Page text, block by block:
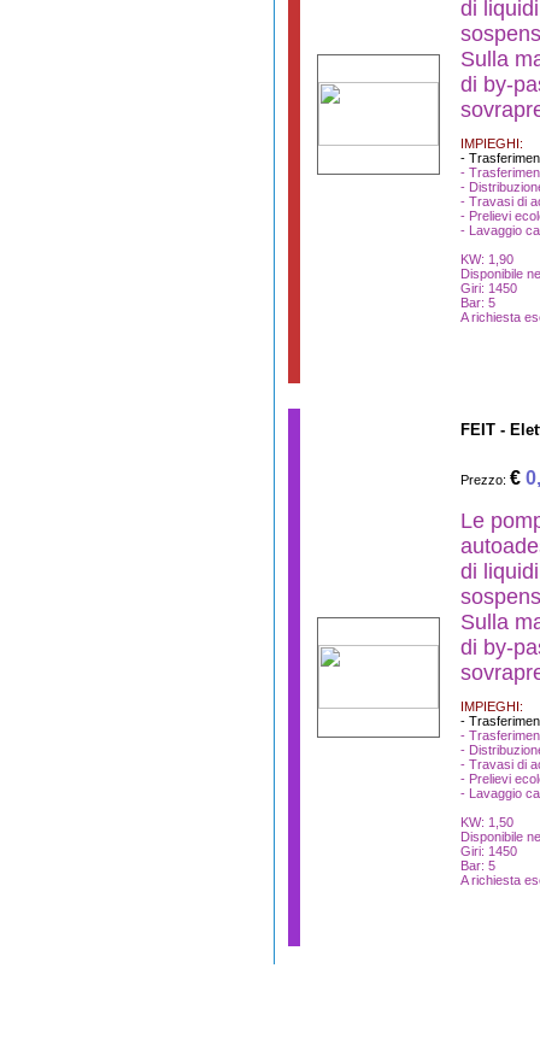
di
Sulla
di by-
IMPIEGHI:
-
-
-
- Travasi di
- Prelievi
- Lavaggio
KW: 1,90
Disponibile
Giri: 1450
Bar: 5
A richiesta
FEIT -
Prezzo: €
Le
di
Sulla
di by-
IMPIEGHI:
-
-
-
- Travasi di
- Prelievi
- Lavaggio
KW: 1,50
Disponibile
Giri: 1450
Bar: 5
A richiesta